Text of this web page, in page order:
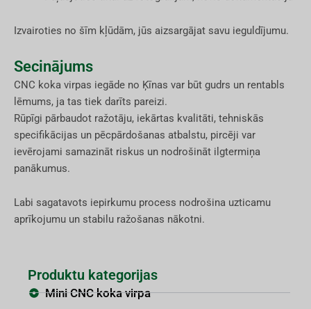
Izvairoties no šīm kļūdām, jūs aizsargājat savu ieguldījumu.
Secinājums
CNC koka virpas iegāde no Ķīnas var būt gudrs un rentabls
lēmums, ja tas tiek darīts pareizi.
Rūpīgi pārbaudot ražotāju, iekārtas kvalitāti, tehniskās
specifikācijas un pēcpārdošanas atbalstu, pircēji var
ievērojami samazināt riskus un nodrošināt ilgtermiņa
panākumus.
Labi sagatavots iepirkumu process nodrošina uzticamu
aprīkojumu un stabilu ražošanas nākotni.
Produktu kategorijas
Mini CNC koka virpa